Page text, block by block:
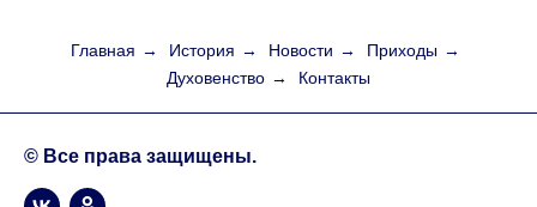
Главная → История → Новости → Приходы →
Духовенство → Контакты
© Все права защищены.